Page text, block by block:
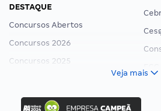
DESTAQUE
Concursos Abertos
Concursos 2026
Concursos 2025
Concurso Ibama
Veja mais